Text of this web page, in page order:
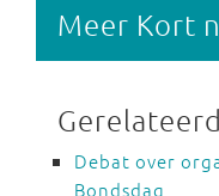
Meer Kort
Gerelateerd
Debat over
Bondsdag